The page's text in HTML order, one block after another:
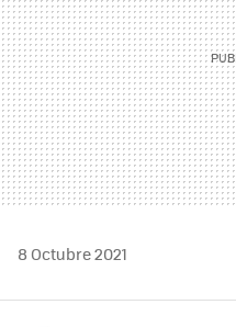
8 Octubre 2021